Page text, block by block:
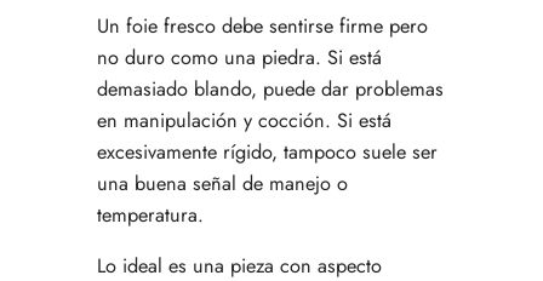
Un foie fresco debe sentirse firme pero
no duro como una piedra. Si está
demasiado blando, puede dar problemas
en manipulación y cocción. Si está
excesivamente rígido, tampoco suele ser
una buena señal de manejo o
temperatura.
Lo ideal es una pieza con aspecto